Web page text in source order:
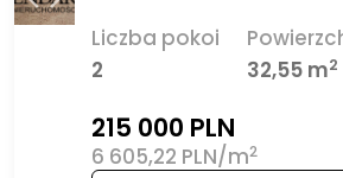
Liczba pokoi
2
32,55 m2
215 000 PLN
6 605,22 PLN/m2